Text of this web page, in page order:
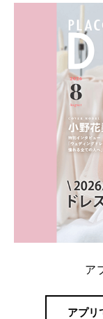
ア
アプリ